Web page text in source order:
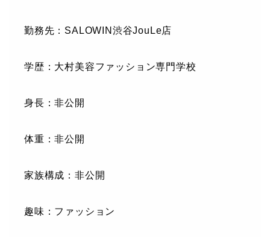
勤務先：SALOWIN渋谷JouLe店
学歴：大村美容ファッション専門学校
身長：非公開
体重：非公開
家族構成：非公開
趣味：ファッション